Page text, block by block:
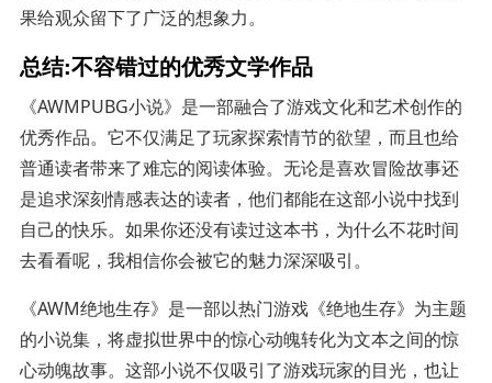
果给观众留下了广泛的想象力。
总结:不容错过的优秀文学作品
《AWMPUBG小说》是一部融合了游戏文化和艺术创作的
优秀作品。它不仅满足了玩家探索情节的欲望，而且也给
普通读者带来了难忘的阅读体验。无论是喜欢冒险故事还
是追求深刻情感表达的读者，他们都能在这部小说中找到
自己的快乐。如果你还没有读过这本书，为什么不花时间
去看看呢，我相信你会被它的魅力深深吸引。
《AWM绝地生存》是一部以热门游戏《绝地生存》为主题
的小说集，将虚拟世界中的惊心动魄转化为文本之间的惊
心动魄故事。这部小说不仅吸引了游戏玩家的目光，也让